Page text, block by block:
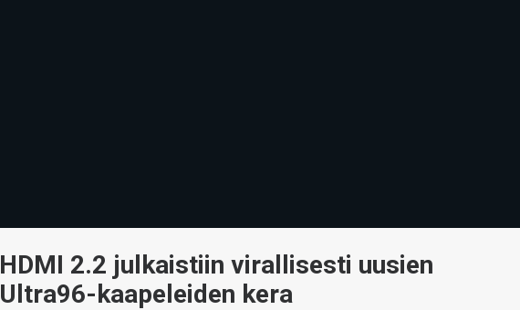
HDMI 2.2 julkaistiin virallisesti uusien
Ultra96-kaapeleiden kera